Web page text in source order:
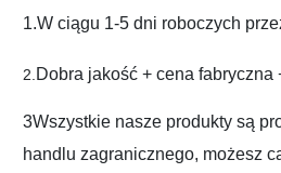
1.W ciągu 1-5 dni roboczych
2. Dobra jakość + cena
3Wszystkie nasze produkty są
handlu zagranicznego, możesz